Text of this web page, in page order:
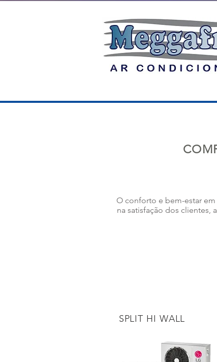
O conforto e bem-estar em
na satisfação dos
SPLIT HI WALL